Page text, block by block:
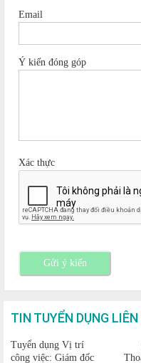
Email
Ý kiến đóng góp
Xác thực
Gửi ý kiến
TIN TUYỂN DỤNG
Tuyển dụng Vị trí
công việc: Giám đốc